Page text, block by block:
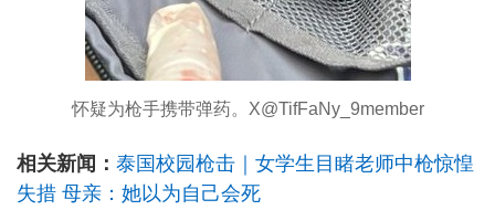
怀疑为枪手携带弹药。X@TifFaNy_9member
相关新闻： 泰国校园枪击｜女学生目睹老师中枪惊惶
失措 母亲：她以为自己会死